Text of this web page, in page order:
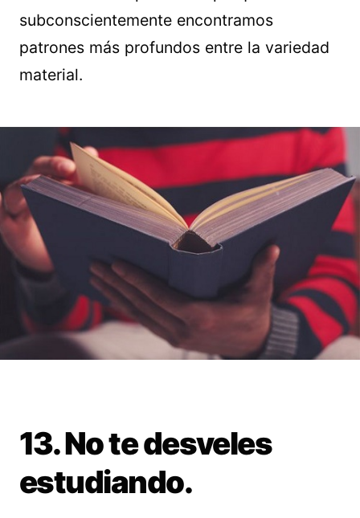
subconscientemente encontramos
patrones más profundos entre la variedad
material.
13. No te desveles
estudiando.